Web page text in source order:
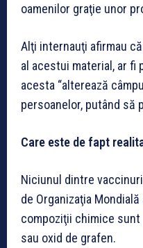
oamenilor graţie unor
Alţi internauţi afirmau
al acestui material, ar fi
acesta “alterează
persoanelor, putând să
Care este de fapt
Niciunul dintre
de Organizaţia
compoziţii chimice
sau oxid de grafen.